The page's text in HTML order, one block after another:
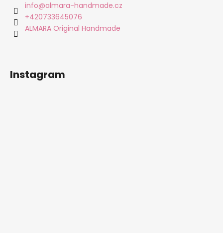
info@almara-handmade.cz
+420733645076
ALMARA Original Handmade
Instagram